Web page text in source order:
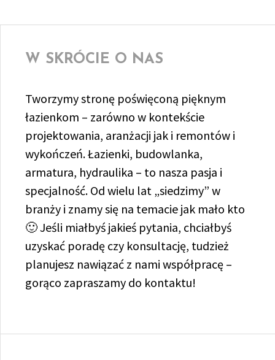
W SKRÓCIE O NAS
Tworzymy stronę poświęconą pięknym
łazienkom – zarówno w kontekście
projektowania, aranżacji jak i remontów i
wykończeń. Łazienki, budowlanka,
armatura, hydraulika – to nasza pasja i
specjalność. Od wielu lat „siedzimy” w
branży i znamy się na temacie jak mało kto
🙂 Jeśli miałbyś jakieś pytania, chciałbyś
uzyskać poradę czy konsultację, tudzież
planujesz nawiązać z nami współpracę –
gorąco zapraszamy do kontaktu!